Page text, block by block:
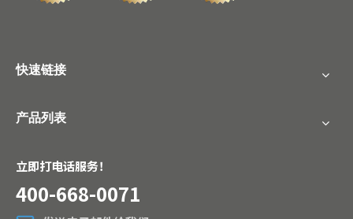
快速链接
产品列表
立即打电话服务！
400-668-0071